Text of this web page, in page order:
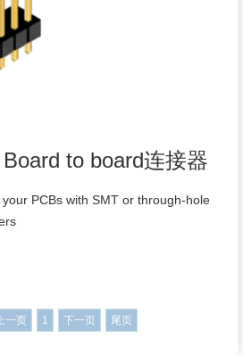
to board连接器
PCBs with SMT or through-hole
上一页 1 下一页 尾页